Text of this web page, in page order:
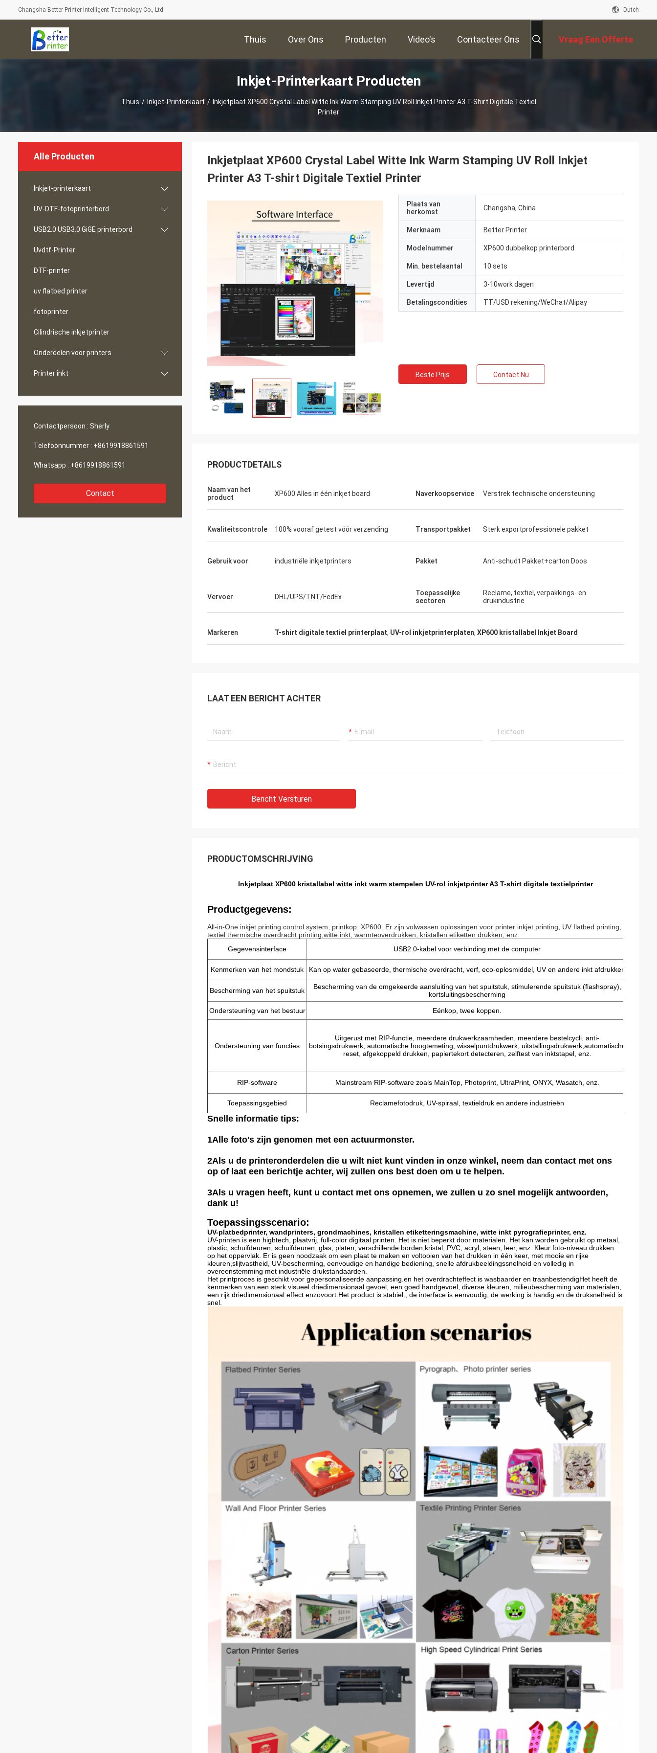
Changsha Better Printer Intelligent Technology Co., Ltd. Dutch
Thuis Over Ons Producten Video's Contacteer Ons Vraag Een Offerte
Inkjet-Printerkaart Producten
Thuis / Inkjet-Printerkaart / Inkjetplaat XP600 Crystal Label Witte Ink Warm Stamping UV Roll Inkjet Printer A3 T-Shirt Digitale Textiel
Printer
Alle Producten
Inkjet-printerkaart
UV-DTF-fotoprinterbord
USB2.0 USB3.0 GiGE printerbord
Uvdtf-Printer
DTF-printer
uv flatbed printer
fotoprinter
Cilindrische inkjetprinter
Onderdelen voor printers
Printer inkt
Contactpersoon : Sherly
Telefoonnummer : +8619918861591
Whatsapp : +8619918861591
Contact
Inkjetplaat XP600 Crystal Label Witte Ink Warm Stamping UV Roll Inkjet
Printer A3 T-shirt Digitale Textiel Printer
Plaats van
herkomst
Changsha, China
Merknaam Better Printer
Modelnummer XP600 dubbelkop printerbord
Min. bestelaantal 10 sets
Levertijd 3-10work dagen
Betalingscondities TT/USD rekening/WeChat/Alipay
Beste Prijs Contact Nu
PRODUCTDETAILS
Naam van het
product
XP600 Alles in één inkjet board Naverkoopservice Verstrek technische ondersteuning
Kwaliteitscontrole 100% vooraf getest vóór verzending Transportpakket Sterk exportprofessionele pakket
Gebruik voor industriële inkjetprinters Pakket Anti-schudt Pakket+carton Doos
Vervoer DHL/UPS/TNT/FedEx
Toepasselijke
sectoren
Reclame, textiel, verpakkings- en
drukindustrie
Markeren T-shirt digitale textiel printerplaat, UV-rol inkjetprinterplaten, XP600 kristallabel Inkjet Board
LAAT EEN BERICHT ACHTER
Bericht Versturen
PRODUCTOMSCHRIJVING
Inkjetplaat XP600 kristallabel witte inkt warm stempelen UV-rol inkjetprinter A3 T-shirt digitale textielprinter
Productgegevens:
All-in-One inkjet printing control system, printkop: XP600. Er zijn volwassen oplossingen voor printer inkjet printing, UV flatbed printing,
textiel thermische overdracht printing,witte inkt, warmteoverdrukken, kristallen etiketten drukken, enz.
Gegevensinterface
USB2.0-kabel voor verbinding met de computer
Kenmerken van het mondstuk Kan op water gebaseerde, thermische overdracht, verf, eco-oplosmiddel, UV en andere inkt afdrukken
Bescherming van het spuitstuk
Bescherming van de omgekeerde aansluiting van het spuitstuk, stimulerende spuitstuk (flashspray),
kortsluitingsbescherming
Ondersteuning van het bestuur Eénkop, twee koppen.
Ondersteuning van functies
Uitgerust met RIP-functie, meerdere drukwerkzaamheden, meerdere bestelcycli, anti-
botsingsdrukwerk, automatische hoogtemeting, wisselpuntdrukwerk, uitstallingsdrukwerk,automatische
reset, afgekoppeld drukken, papiertekort detecteren, zelftest van inktstapel, enz.
RIP-software Mainstream RIP-software zoals MainTop, Photoprint, UltraPrint, ONYX, Wasatch, enz.
Toepassingsgebied Reclamefotodruk, UV-spiraal, textieldruk en andere industrieën
Snelle informatie tips:
1Alle foto's zijn genomen met een actuurmonster.
2Als u de printeronderdelen die u wilt niet kunt vinden in onze winkel, neem dan contact met ons
op of laat een berichtje achter, wij zullen ons best doen om u te helpen.
3Als u vragen heeft, kunt u contact met ons opnemen, we zullen u zo snel mogelijk antwoorden,
dank u!
Toepassingsscenario:
UV-platbedprinter, wandprinters, grondmachines, kristallen etiketteringsmachine, witte inkt pyrografieprinter, enz.
UV-printen is een hightech, plaatvrij, full-color digitaal printen. Het is niet beperkt door materialen. Het kan worden gebruikt op metaal,
plastic, schuifdeuren, schuifdeuren, glas, platen, verschillende borden,kristal, PVC, acryl, steen, leer, enz. Kleur foto-niveau drukken
op het oppervlak. Er is geen noodzaak om een plaat te maken en voltooien van het drukken in één keer, met mooie en rijke
kleuren,slijtvastheid, UV-bescherming, eenvoudige en handige bediening, snelle afdrukbeeldingssnelheid en volledig in
overeenstemming met industriële drukstandaarden.
Het printproces is geschikt voor gepersonaliseerde aanpassing.en het overdrachteffect is wasbaarder en traanbestendigHet heeft de
kenmerken van een sterk visueel driedimensionaal gevoel, een goed handgevoel, diverse kleuren, milieubescherming van materialen,
een rijk driedimensionaal effect enzovoort.Het product is stabiel., de interface is eenvoudig, de werking is handig en de druksnelheid is
snel.